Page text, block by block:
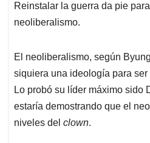
Reinstalar la guerra da pie
neoliberalismo.
El neoliberalismo, según
siquiera una ideología para
Lo probó su líder máximo sido
estaría demostrando que el
niveles del clown.